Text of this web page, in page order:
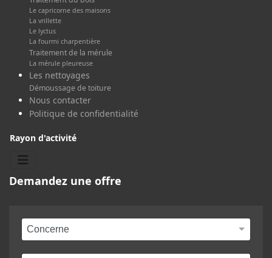
Le capricorne des maisons
La vrillette
Le lyctus
La fourmi charpentière
Traitement de la mérule
La mérule pleureuse
Les nettoyages
Démoussage de toiture
Nous contacter
Politique de confidentialité
Rayon d'activité
Demandez une offre